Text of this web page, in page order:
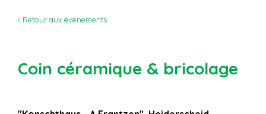
‹ Retour aux évènements
Coin céramique & bricolage